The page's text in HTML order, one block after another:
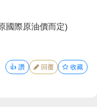
國際原油價而定)
👍 讚 回覆 收藏